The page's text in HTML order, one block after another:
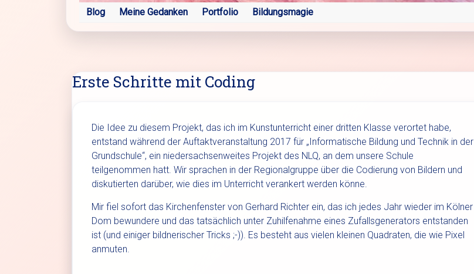
Blog Meine Gedanken Portfolio Bildungsmagie
Erste Schritte mit Coding
Die Idee zu diesem Projekt, das ich im Kunstunterricht einer dritten Klasse verortet habe,
entstand während der Auftaktveranstaltung 2017 für „Informatische Bildung und Technik in der
Grundschule“, ein niedersachsenweites Projekt des NLQ, an dem unsere Schule
teilgenommen hatt. Wir sprachen in der Regionalgruppe über die Codierung von Bildern und
diskutierten darüber, wie dies im Unterricht verankert werden könne.
Mir fiel sofort das Kirchenfenster von Gerhard Richter ein, das ich jedes Jahr wieder im Kölner
Dom bewundere und das tatsächlich unter Zuhilfenahme eines Zufallsgenerators entstanden
ist (und einiger bildnerischer Tricks ;-)). Es besteht aus vielen kleinen Quadraten, die wie Pixel
anmuten.